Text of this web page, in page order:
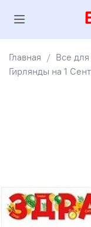
Главная Все
Гирлянды на 1